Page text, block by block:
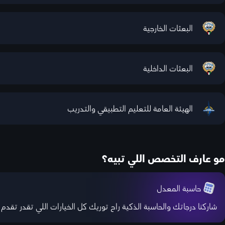
البعثات الخارجية
البعثات الداخلية
الهيئة العامة للتعليم التطبيقي والتدريب
مو عارف التخصص اللي تبيه؟
حاسبة المعدل
شاركنا درجاتك والحاسبة الذكية راح توريك كل الخيارات اللي تقدر